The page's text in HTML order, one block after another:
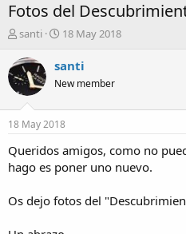
Fotos del
I
i
c
i
d
r
d
e
t
santi
F
c
a
e
n
i
c
o
18 May 2018
santi
New member
18 May 2018
Queridos amigos, como no
hago es poner uno nuevo.
Os dejo fotos del